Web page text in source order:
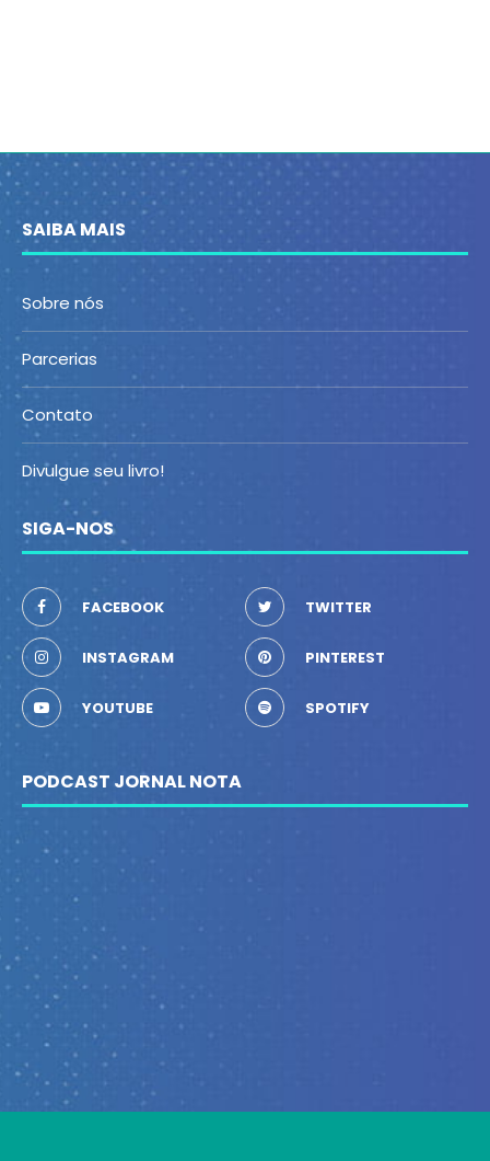
SAIBA MAIS
Sobre nós
Parcerias
Contato
Divulgue seu livro!
SIGA-NOS
FACEBOOK TWITTER
INSTAGRAM PINTEREST
YOUTUBE SPOTIFY
PODCAST JORNAL NOTA